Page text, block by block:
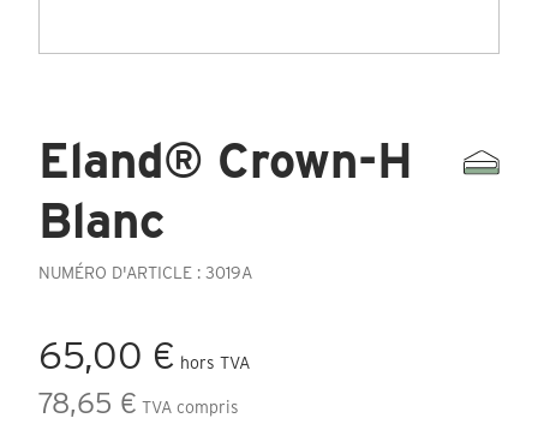
Eland® Crown-H
Blanc
NUMÉRO D'ARTICLE : 3019A
65,00 € hors TVA
78,65 € TVA compris